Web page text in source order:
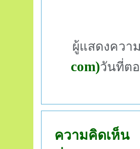
ผู้แสดงควา
com)วันที่ตอ
ความคิดเห็น